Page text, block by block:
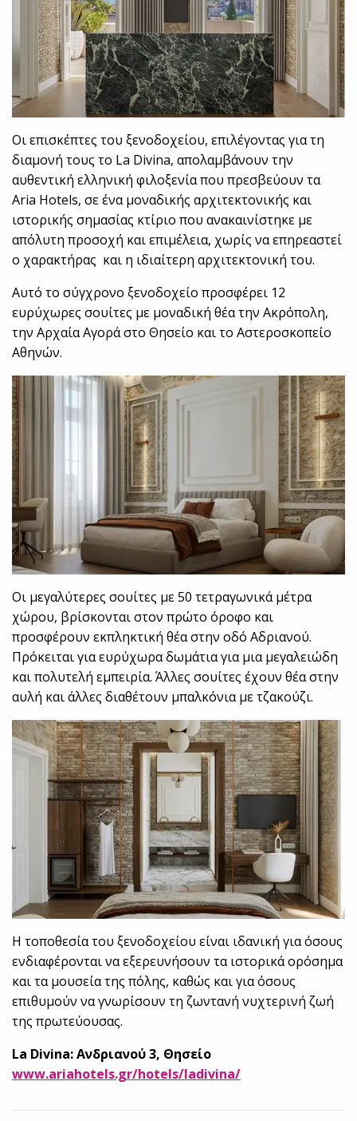
Οι επισκέπτες του ξενοδοχείου, επιλέγοντας για τη
διαμονή τους το La Divina, απολαμβάνουν την
αυθεντική ελληνική φιλοξενία που πρεσβεύουν τα
Aria Hotels, σε ένα μοναδικής αρχιτεκτονικής και
ιστορικής σημασίας κτίριο που ανακαινίστηκε με
απόλυτη προσοχή και επιμέλεια, χωρίς να επηρεαστεί
ο χαρακτήρας και η ιδιαίτερη αρχιτεκτονική του.
Αυτό το σύγχρονο ξενοδοχείο προσφέρει 12
ευρύχωρες σουίτες με μοναδική θέα την Ακρόπολη,
την Αρχαία Αγορά στο Θησείο και το Αστεροσκoπείο
Αθηνών.
Οι μεγαλύτερες σουίτες με 50 τετραγωνικά μέτρα
χώρου, βρίσκονται στον πρώτο όροφο και
προσφέρουν εκπληκτική θέα στην οδό Αδριανού.
Πρόκειται για ευρύχωρα δωμάτια για μια μεγαλειώδη
και πολυτελή εμπειρία. Άλλες σουίτες έχουν θέα στην
αυλή και άλλες διαθέτουν μπαλκόνια με τζακούζι.
Η τοποθεσία του ξενοδοχείου είναι ιδανική για όσους
ενδιαφέρονται να εξερευνήσουν τα ιστορικά ορόσημα
και τα μουσεία της πόλης, καθώς και για όσους
επιθυμούν να γνωρίσουν τη ζωντανή νυχτερινή ζωή
της πρωτεύουσας.
La Divina: Aνδριανού 3, Θησείο
www.ariahotels.gr/hotels/ladivina/